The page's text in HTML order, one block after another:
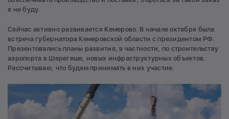
я не буду.
Сейчас активно развивается Кемерово. В начале октября была
встреча губернатора Кемеровской области с президентом РФ.
Презентовались планы развития, в частности, по строительству
аэропорта в Шерегеше, новых инфраструктурных объектов.
Рассчитываю, что будем принимать в них участие.